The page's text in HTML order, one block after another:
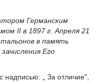
Германским
II в 1897 г. Апреля 21
в память
Его
надписью: „ За отличие",